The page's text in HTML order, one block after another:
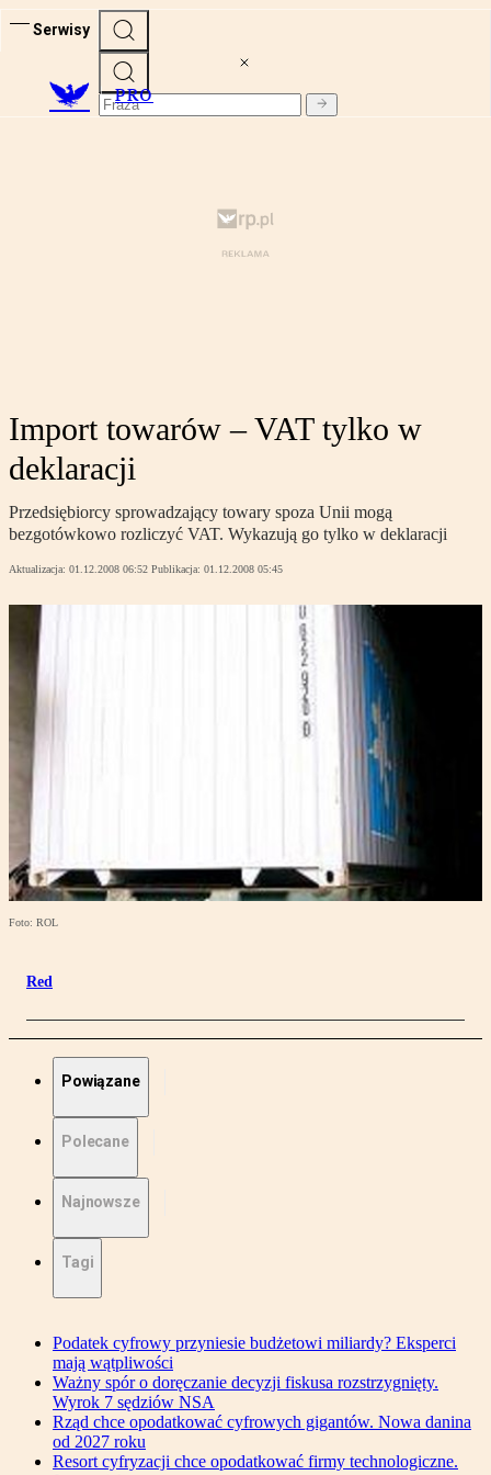
Serwisy
PRO
Import towarów – VAT tylko w
deklaracji
Przedsiębiorcy sprowadzający towary spoza Unii mogą
bezgotówkowo rozliczyć VAT. Wykazują go tylko w deklaracji
Aktualizacja: 01.12.2008 06:52 Publikacja: 01.12.2008 05:45
Foto: ROL
Red
Powiązane
Polecane
Najnowsze
Tagi
Podatek cyfrowy przyniesie budżetowi miliardy? Eksperci
mają wątpliwości
Ważny spór o doręczanie decyzji fiskusa rozstrzygnięty.
Wyrok 7 sędziów NSA
Rząd chce opodatkować cyfrowych gigantów. Nowa danina
od 2027 roku
Resort cyfryzacji chce opodatkować firmy technologiczne.